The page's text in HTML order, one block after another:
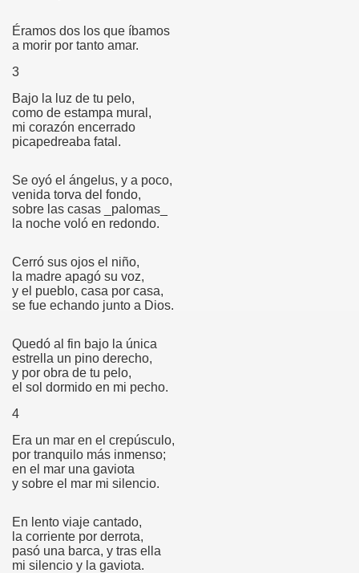
Éramos dos los que íbamos
a morir por tanto amar.
3
Bajo la luz de tu pelo,
como de estampa mural,
mi corazón encerrado
picapedreaba fatal.
Se oyó el ángelus, y a poco,
venida torva del fondo,
sobre las casas _ palomas_
la noche voló en redondo.
Cerró sus ojos el niño,
la madre apagó su voz,
y el pueblo, casa por casa,
se fue echando junto a Dios.
Quedó al fin bajo la única
estrella un pino derecho,
y por obra de tu pelo,
el sol dormido en mi pecho.
4
Era un mar en el crepúsculo,
por tranquilo más inmenso;
en el mar una gaviota
y sobre el mar mi silencio.
En lento viaje cantado,
la corriente por derrota,
pasó una barca, y tras ella
mi silencio y la gaviota.